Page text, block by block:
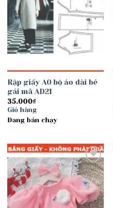
Rập giấy A0 bộ áo dài bé
gái mã AD21
35.000₫
Giỏ hàng
Đang bán chạy
Add to
wishlist